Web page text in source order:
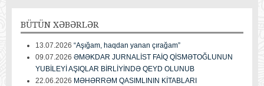
BÜTÜN XƏBƏRLƏR
13.07.2026 “Aşığam, haqdan yanan çırağam”
09.07.2026 ƏMƏKDAR JURNALİST FAİQ QİSMƏTOĞLUNUN
YUBİLEYİ AŞIQLAR BİRLİYİNDƏ QEYD OLUNUB
22.06.2026 MƏHƏRRƏM QASIMLININ KİTABLARI